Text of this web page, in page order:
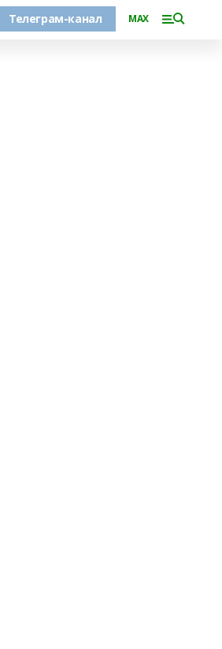
Телеграм-канал MAX